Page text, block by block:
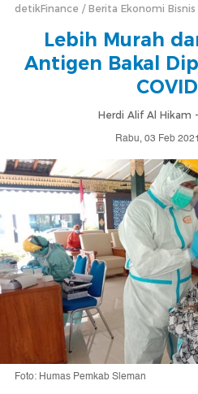
detikFinance Berita Ekonomi Bisnis
Lebih Murah
Antigen Bakal
Herdi Alif Al Hikam -
Rabu, 03 Feb
Foto: Humas Pemkab Sleman